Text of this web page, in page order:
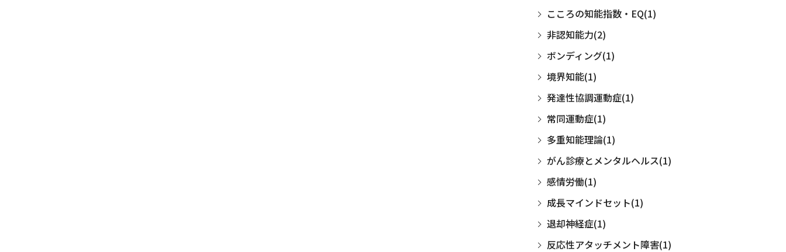
こころの知能指数・EQ(1)
非認知能力(2)
ボンディング(1)
境界知能(1)
発達性協調運動症(1)
常同運動症(1)
多重知能理論(1)
がん診療とメンタルヘルス(1)
感情労働(1)
成長マインドセット(1)
退却神経症(1)
反応性アタッチメント障害(1)